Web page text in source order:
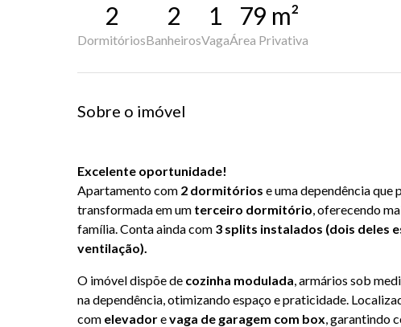
2
Dormitórios
2
Banheiros
1
Vaga
79 m²
Área Privativa
Sobre o imóvel
Excelente oportunidade!
Apartamento com 2 dormitórios e uma dependência que
transformada em um terceiro dormitório, oferecendo
família. Conta ainda com 3 splits instalados (dois deles
ventilação).
O imóvel dispõe de cozinha modulada, armários sob
na dependência, otimizando espaço e praticidade.
com elevadorevaga de garagem com box, garantindo